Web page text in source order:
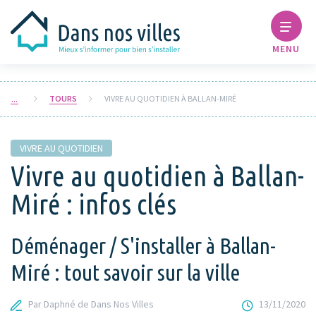
MENU
TOURS VIVRE AU QUOTIDIEN À BALLAN-MIRÉ
VIVRE AU QUOTIDIEN
Vivre au quotidien à Ballan-
Miré : infos clés
Déménager / S'installer à Ballan-
Miré : tout savoir sur la ville
Par Daphné de Dans Nos Villes 13/11/2020